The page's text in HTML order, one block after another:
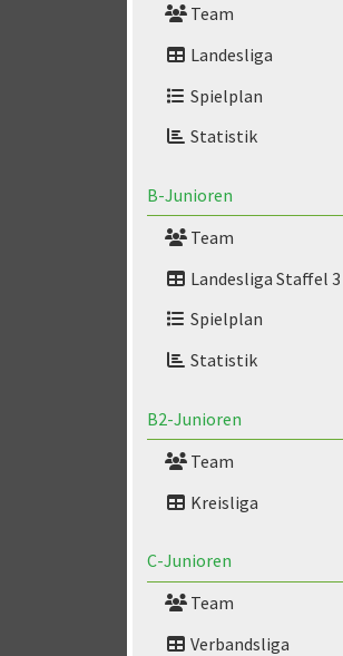
Team
Landesliga
Spielplan
Statistik
B-Junioren
Team
Landesliga Staffel 3
Spielplan
Statistik
B2-Junioren
Team
Kreisliga
C-Junioren
Team
Verbandsliga